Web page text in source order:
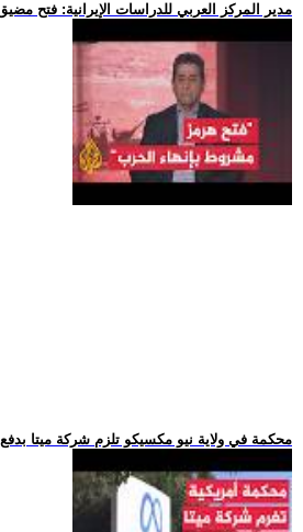
.. مدير المركز العربي للدراسات الإيرانية: فتح
.. محكمة في ولاية نيو مكسيكو تلزم شركة ميتا بدفع 567 مليون دولا